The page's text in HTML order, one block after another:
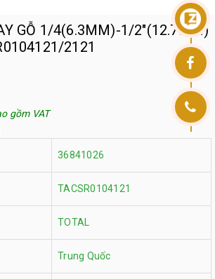
GỖ 1/4(6.3MM)-1/2"(12.7MM)
2121
gồm VAT
36841026
TACSR0104121
TOTAL
Trung Quốc